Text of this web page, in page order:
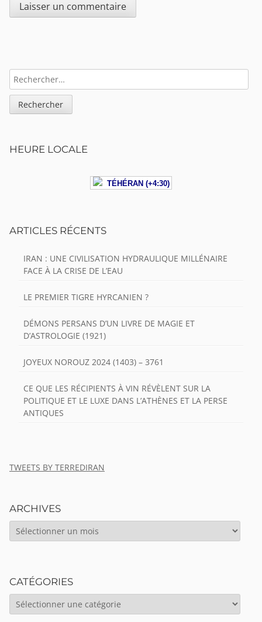
Sidebar
RECHERCHER :
HEURE LOCALE
TÉHÉRAN (+4:30)
ARTICLES RÉCENTS
IRAN : UNE CIVILISATION HYDRAULIQUE MILLÉNAIRE
FACE À LA CRISE DE L’EAU
LE PREMIER TIGRE HYRCANIEN ?
DÉMONS PERSANS D’UN LIVRE DE MAGIE ET
D’ASTROLOGIE (1921)
JOYEUX NOROUZ 2024 (1403) – 3761
CE QUE LES RÉCIPIENTS À VIN RÉVÈLENT SUR LA
POLITIQUE ET LE LUXE DANS L’ATHÈNES ET LA PERSE
ANTIQUES
TWEETS BY TERREDIRAN
ARCHIVES
ARCHIVES
CATÉGORIES
CATÉGORIES